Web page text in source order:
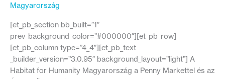
Magyarország
[et_pb_section bb_built=”1″
prev_background_color=”#000000″][et_pb_row]
[et_pb_column type=”4_4″][et_pb_text
_builder_version=”3.0.95″ background_layout=”light”] A
Habitat for Humanity Magyarország a Penny Markettel és az